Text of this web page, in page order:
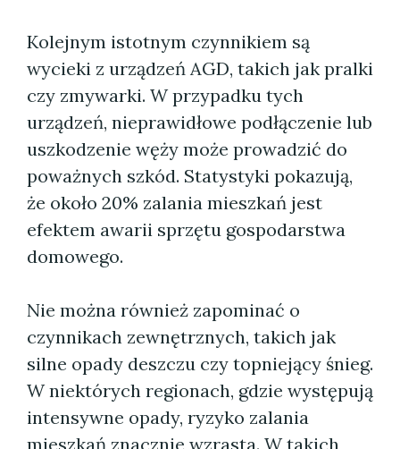
Kolejnym istotnym czynnikiem są
wycieki z urządzeń AGD, takich jak pralki
czy zmywarki. W przypadku tych
urządzeń, nieprawidłowe podłączenie lub
uszkodzenie węży może prowadzić do
poważnych szkód. Statystyki pokazują,
że około 20% zalania mieszkań jest
efektem awarii sprzętu gospodarstwa
domowego.
Nie można również zapominać o
czynnikach zewnętrznych, takich jak
silne opady deszczu czy topniejący śnieg.
W niektórych regionach, gdzie występują
intensywne opady, ryzyko zalania
mieszkań znacznie wzrasta. W takich